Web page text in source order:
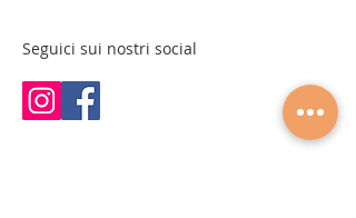
Tappezzeria: PU bianco
Legno: Bianco
Telecomando
Foro facciale con set di due cuscini
Seguici sui nostri social